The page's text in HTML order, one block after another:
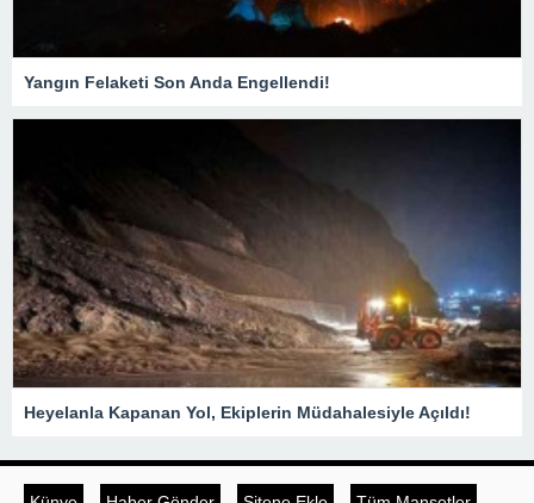
Yangın Felaketi Son Anda Engellendi!
Heyelanla Kapanan Yol, Ekiplerin Müdahalesiyle Açıldı!